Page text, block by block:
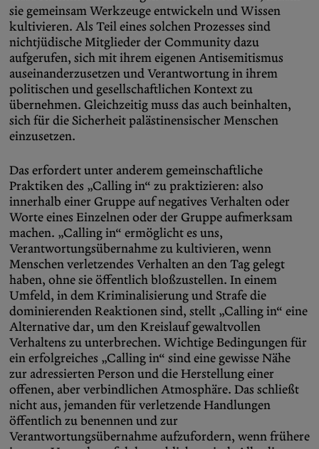
sie gemeinsam Werkzeuge entwickeln und Wissen
kultivieren. Als Teil eines solchen Prozesses sind
nichtjüdische Mitglieder der Community dazu
aufgerufen, sich mit ihrem eigenen Antisemitismus
auseinanderzusetzen und Verantwortung in ihrem
politischen und gesellschaftlichen Kontext zu
übernehmen. Gleichzeitig muss das auch beinhalten,
sich für die Sicherheit palästinensischer Menschen
einzusetzen.
Das erfordert unter anderem gemeinschaftliche
Praktiken des „Calling in“ zu praktizieren: also
innerhalb einer Gruppe auf negatives Verhalten oder
Worte eines Einzelnen oder der Gruppe aufmerksam
machen. „Calling in“ ermöglicht es uns,
Verantwortungsübernahme zu kultivieren, wenn
Menschen verletzendes Verhalten an den Tag gelegt
haben, ohne sie öffentlich bloßzustellen. In einem
Umfeld, in dem Kriminalisierung und Strafe die
dominierenden Reaktionen sind, stellt „Calling in“ eine
Alternative dar, um den Kreislauf gewaltvollen
Verhaltens zu unterbrechen. Wichtige Bedingungen für
ein erfolgreiches „Calling in“ sind eine gewisse Nähe
zur adressierten Person und die Herstellung einer
offenen, aber verbindlichen Atmosphäre. Das schließt
nicht aus, jemanden für verletzende Handlungen
öffentlich zu benennen und zur
Verantwortungsübernahme aufzufordern, wenn frühere